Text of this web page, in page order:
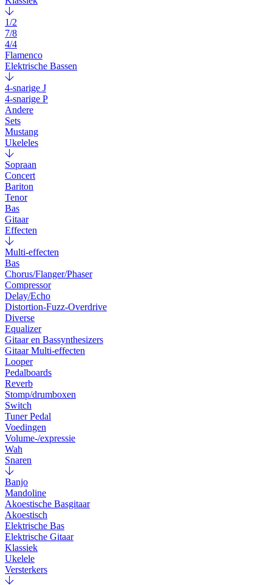
1/2
7/8
4/4
Flamenco
Elektrische Bassen
4-snarige J
4-snarige P
Andere
Sets
Mustang
Ukeleles
Sopraan
Concert
Bariton
Tenor
Bas
Gitaar
Effecten
Multi-effecten
Bas
Chorus/Flanger/Phaser
Compressor
Delay/Echo
Distortion-Fuzz-Overdrive
Diverse
Equalizer
Gitaar en Bassynthesizers
Gitaar Multi-effecten
Looper
Pedalboards
Reverb
Stomp/drumboxen
Switch
Tuner Pedal
Voedingen
Volume-/expressie
Wah
Snaren
Banjo
Mandoline
Akoestische Basgitaar
Akoestisch
Elektrische Bas
Elektrische Gitaar
Klassiek
Ukelele
Versterkers